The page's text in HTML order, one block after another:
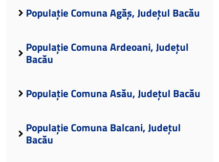
Populație Comuna Agăș, Județul Bacău
Populație Comuna Ardeoani, Județul
Bacău
Populație Comuna Asău, Județul Bacău
Populație Comuna Balcani, Județul
Bacău